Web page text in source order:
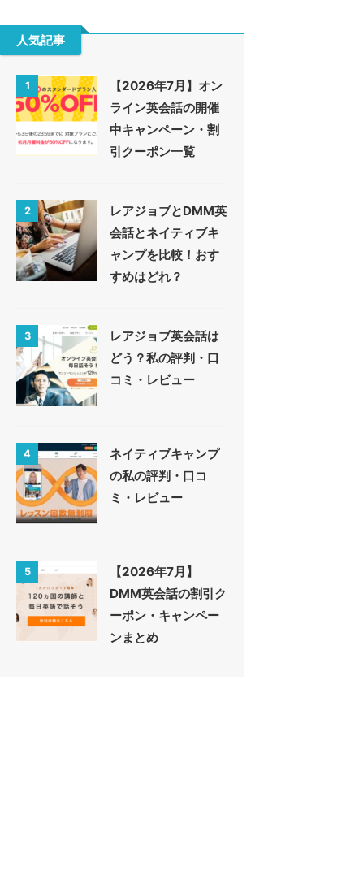
人気記事
1
【2026年7月】オン
ライン英会話の開催
中キャンペーン・割
引クーポン一覧
2
レアジョブとDMM英
会話とネイティブキ
ャンプを比較！おす
すめはどれ？
3
レアジョブ英会話は
どう？私の評判・口
コミ・レビュー
4
ネイティブキャンプ
の私の評判・口コ
ミ・レビュー
5
【2026年7月】
DMM英会話の割引ク
ーポン・キャンペー
ンまとめ